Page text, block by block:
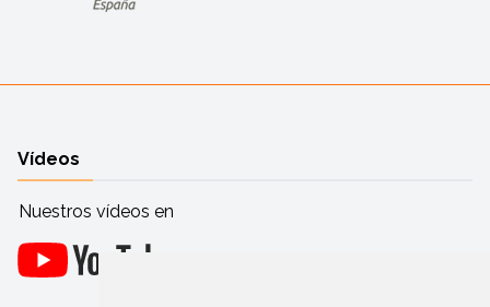
Vídeos
Nuestros vídeos en